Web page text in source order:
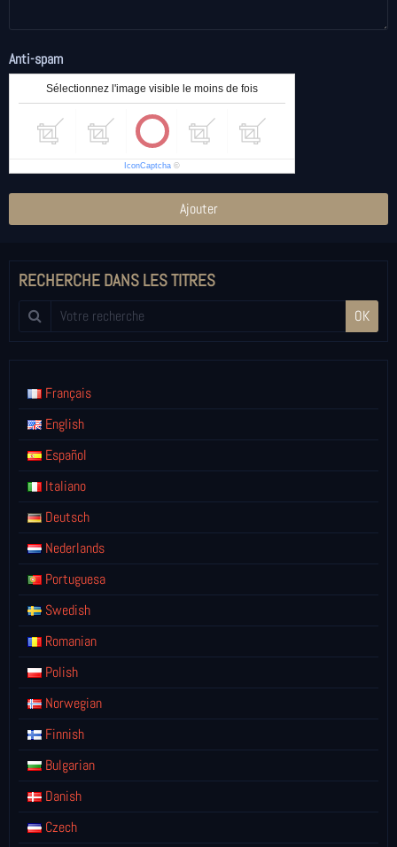
Anti-spam
Sélectionnez l'image visible le moins de fois
IconCaptcha ©
Ajouter
RECHERCHE DANS LES TITRES
OK
Français
English
Español
Italiano
Deutsch
Nederlands
Portuguesa
Swedish
Romanian
Polish
Norwegian
Finnish
Bulgarian
Danish
Czech